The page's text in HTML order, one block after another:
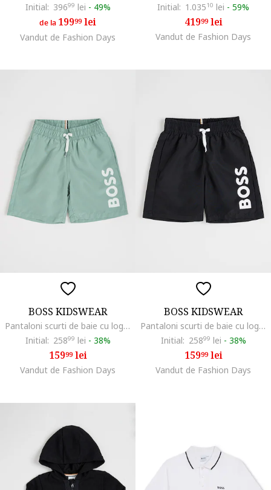
Initial: 39699 lei - 49%
de la 19999lei
Vandut de Fashion Days
Initial: 1.03510 lei - 59%
41999lei
Vandut de Fashion Days
BOSS KIDSWEAR
Pantaloni scurti de baie cu logo, Verde deschis
Initial: 25899 lei - 38%
15999lei
Vandut de Fashion Days
BOSS KIDSWEAR
Pantaloni scurti de baie cu logo, Negru carbon
Initial: 25899 lei - 38%
15999lei
Vandut de Fashion Days